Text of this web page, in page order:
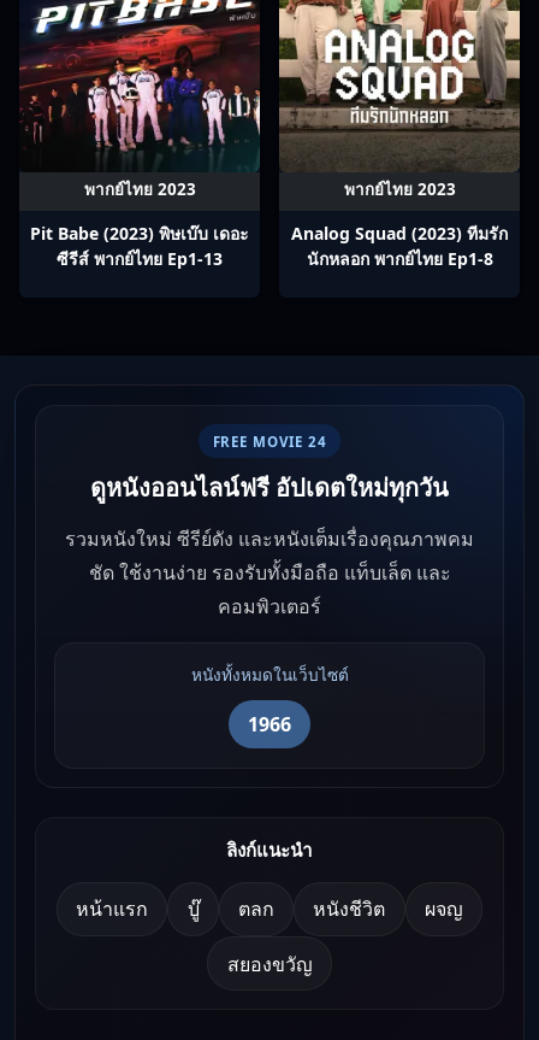
พากย์ไทย 2023
Pit Babe (2023) พิษเบ๊บ เดอะ
ซีรีส์ พากย์ไทย Ep1-13
พากย์ไทย 2023
Analog Squad (2023) ทีมรัก
นักหลอก พากย์ไทย Ep1-8
FREE MOVIE 24
ดูหนังออนไลน์ฟรี อัปเดตใหม่ทุกวัน
รวมหนังใหม่ ซีรีย์ดัง และหนังเต็มเรื่องคุณภาพคม
ชัด ใช้งานง่าย รองรับทั้งมือถือ แท็บเล็ต และ
คอมพิวเตอร์
หนังทั้งหมดในเว็บไซต์
1966
ลิงก์แนะนำ
หน้าแรก บู๊ ตลก หนังชีวิต ผจญ
สยองขวัญ